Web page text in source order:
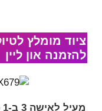
ציוד מומלץ
להזמנה און ליין​
מעיל לאישה 3 ב-1